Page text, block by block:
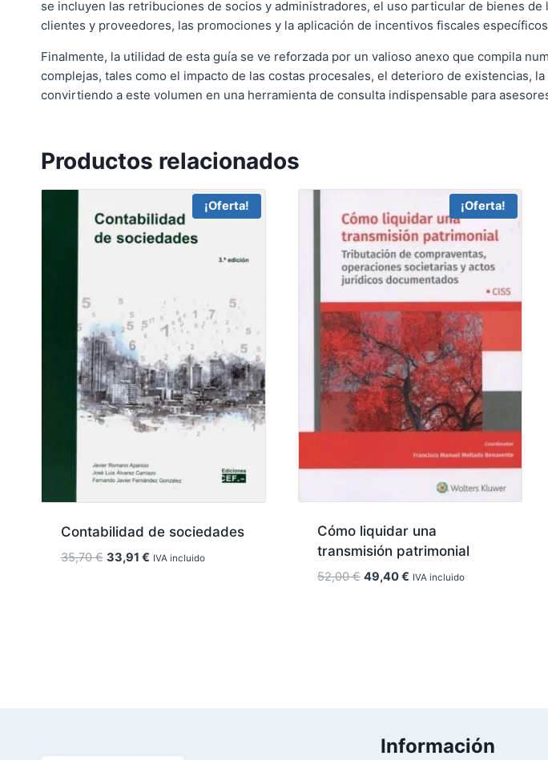
se incluyen las retribuciones de socios y administradores, el uso particular de bienes
clientes y proveedores, las promociones y la aplicación de incentivos fiscales
Finalmente, la utilidad de esta guía se ve reforzada por un valioso anexo que compila
complejas, tales como el impacto de las costas procesales, el deterioro de existencias,
convirtiendo a este volumen en una herramienta de consulta indispensable para
Productos relacionados
¡Oferta!
Contabilidad de sociedades
35,70€ El
33,91 €ElIVA incluido
¡Oferta!
Cómo liquidar una
transmisión patrimonial
52,00€ El
49,40€ El
IVA incluido
Información